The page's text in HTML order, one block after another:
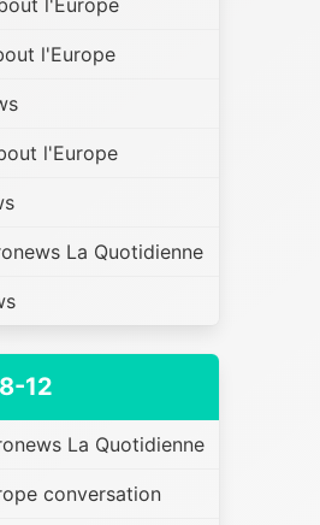
l'Europe
l'Europe
l'Europe
La Quotidienne
12
La Quotidienne
conversation